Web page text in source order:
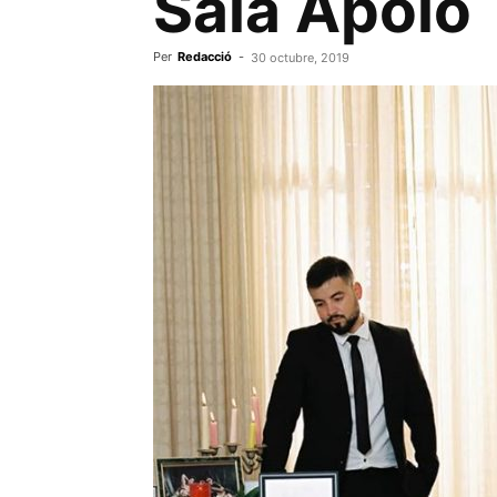
Per Redacció - 30 octubre, 2019